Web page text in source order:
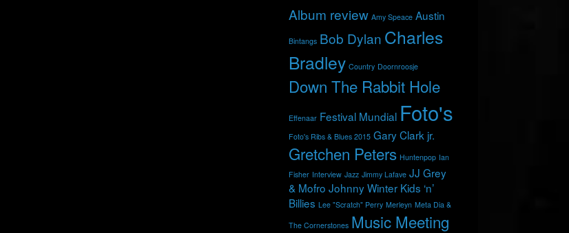
Album review Amy Speace Austin
Bintangs Bob Dylan Charles
Bradley Country Doornroosje
Down The Rabbit Hole
Effenaar Festival Mundial Foto's
Foto's Ribs & Blues 2015 Gary Clark jr.
Gretchen Peters Huntenpop Ian
Fisher Interview Jazz Jimmy Lafave JJ Grey
& Mofro Johnny Winter Kids ‘n’
Billies Lee "Scratch" Perry Merleyn Meta Dia &
The Cornerstones Music Meeting